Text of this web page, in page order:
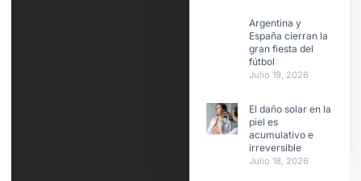
Argentina y
España cierran la
gran fiesta del
fútbol
Julio 19, 2026
El daño solar en la
piel es
acumulativo e
irreversible
Julio 18, 2026